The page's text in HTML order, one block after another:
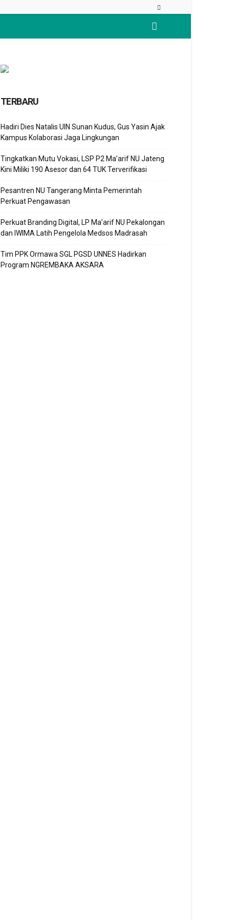
TERBARU
Hadiri Dies Natalis UIN Sunan Kudus, Gus Yasin Ajak
Kampus Kolaborasi Jaga Lingkungan
Tingkatkan Mutu Vokasi, LSP P2 Ma’arif NU Jateng
Kini Miliki 190 Asesor dan 64 TUK Terverifikasi
Pesantren NU Tangerang Minta Pemerintah
Perkuat Pengawasan
Perkuat Branding Digital, LP Ma’arif NU Pekalongan
dan IWIMA Latih Pengelola Medsos Madrasah
Tim PPK Ormawa SGL PGSD UNNES Hadirkan
Program NGREMBAKA AKSARA